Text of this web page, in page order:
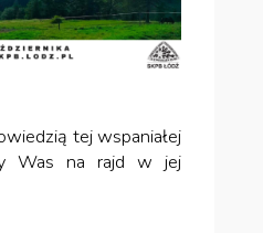
tej wspaniałej
Was na rajd w jej